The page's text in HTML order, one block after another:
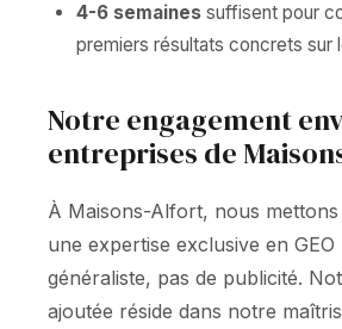
4-6 semaines suffisent pour
premiers résultats concrets sur
Notre engagement
entreprises de
À Maisons-Alfort, nous
une expertise exclusive en GEO
généraliste, pas de publicité.
ajoutée réside dans notre